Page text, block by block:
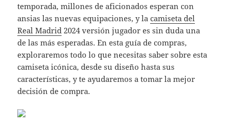
temporada, millones de aficionados esperan con
ansias las nuevas equipaciones, y lacamiseta del
Real Madrid 2024 versión jugador es sin duda una
de las más esperadas. En esta guía de compras,
exploraremos todo lo que necesitas saber sobre esta
camiseta icónica, desde su diseño hasta sus
características, y te ayudaremos a tomar la mejor
decisión de compra.